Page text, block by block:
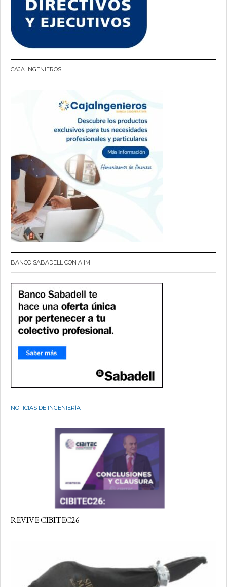
CAJA INGENIEROS
BANCO SABADELL CON AIIM
NOTICIAS DE INGENIERÍA
REVIVE CIBITEC26